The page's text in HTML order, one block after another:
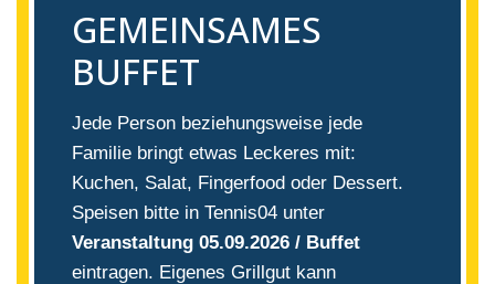
GEMEINSAMES
BUFFET
Jede Person beziehungsweise jede
Familie bringt etwas Leckeres mit:
Kuchen, Salat, Fingerfood oder Dessert.
Speisen bitte in Tennis04 unter
Veranstaltung 05.09.2026 / Buffet
eintragen. Eigenes Grillgut kann